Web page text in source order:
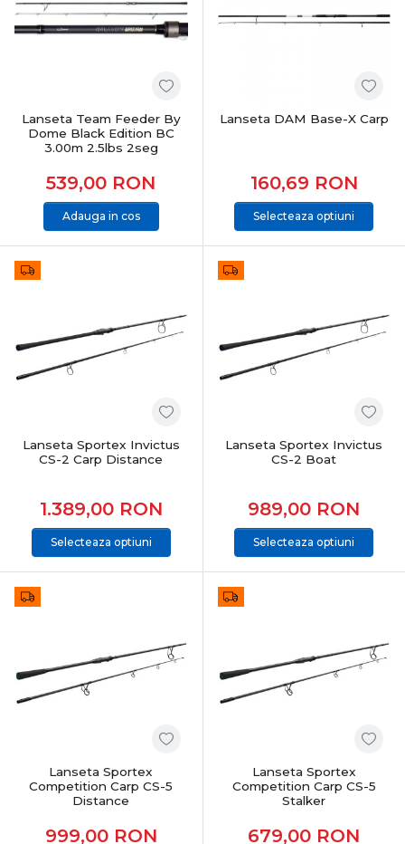
Lanseta Team Feeder By
Dome Black Edition BC
3.00m 2.5lbs 2seg
539,00 RON
Adauga in cos
Lanseta DAM Base-X Carp
160,69 RON
Selecteaza optiuni
Lanseta Sportex Invictus
CS-2 Carp Distance
1.389,00 RON
Selecteaza optiuni
Lanseta Sportex Invictus
CS-2 Boat
989,00 RON
Selecteaza optiuni
Lanseta Sportex
Competition Carp CS-5
Distance
999,00 RON
Lanseta Sportex
Competition Carp CS-5
Stalker
679,00 RON